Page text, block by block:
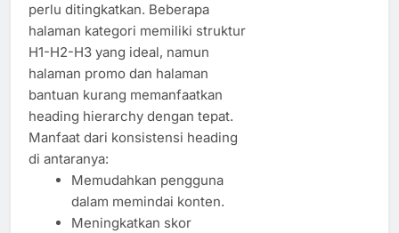
perlu ditingkatkan. Beberapa
halaman kategori memiliki struktur
H1-H2-H3 yang ideal, namun
halaman promo dan halaman
bantuan kurang memanfaatkan
heading hierarchy dengan tepat.
Manfaat dari konsistensi heading
di antaranya:
Memudahkan pengguna
dalam memindai konten.
Meningkatkan skor